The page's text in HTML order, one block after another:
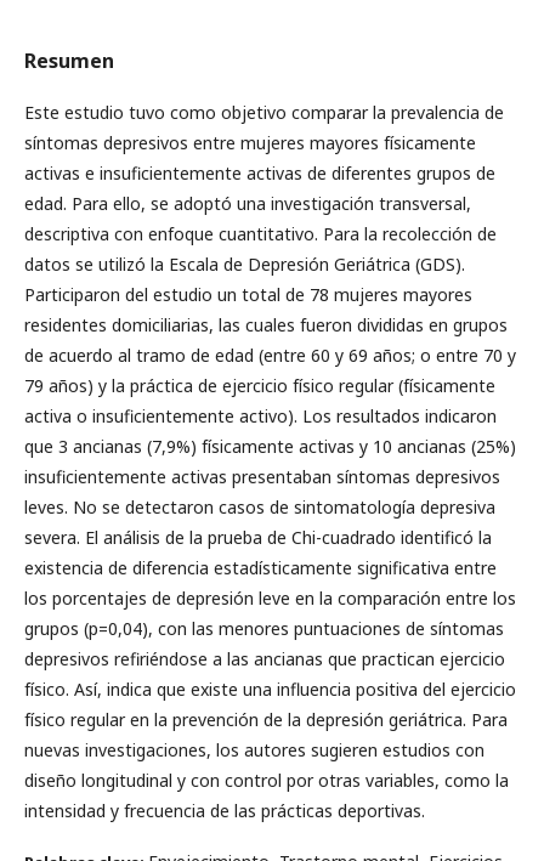
Resumen
Este estudio tuvo como objetivo comparar la prevalencia de
síntomas depresivos entre mujeres mayores físicamente
activas e insuficientemente activas de diferentes grupos de
edad. Para ello, se adoptó una investigación transversal,
descriptiva con enfoque cuantitativo. Para la recolección de
datos se utilizó la Escala de Depresión Geriátrica (GDS).
Participaron del estudio un total de 78 mujeres mayores
residentes domiciliarias, las cuales fueron divididas en grupos
de acuerdo al tramo de edad (entre 60 y 69 años; o entre 70 y
79 años) y la práctica de ejercicio físico regular (físicamente
activa o insuficientemente activo). Los resultados indicaron
que 3 ancianas (7,9%) físicamente activas y 10 ancianas (25%)
insuficientemente activas presentaban síntomas depresivos
leves. No se detectaron casos de sintomatología depresiva
severa. El análisis de la prueba de Chi-cuadrado identificó la
existencia de diferencia estadísticamente significativa entre
los porcentajes de depresión leve en la comparación entre los
grupos (p=0,04), con las menores puntuaciones de síntomas
depresivos refiriéndose a las ancianas que practican ejercicio
físico. Así, indica que existe una influencia positiva del ejercicio
físico regular en la prevención de la depresión geriátrica. Para
nuevas investigaciones, los autores sugieren estudios con
diseño longitudinal y con control por otras variables, como la
intensidad y frecuencia de las prácticas deportivas.